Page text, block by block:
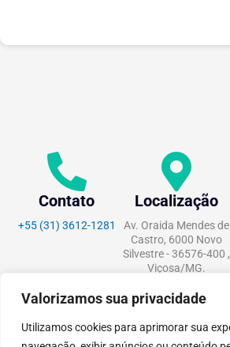
Valorizamos sua privacidade
Utilizamos cookies para aprimorar sua
Contato
+55 (31) 3612-1281
Localização
Av. Oraida Mendes de
Castro, 6000 Novo
Silvestre - 36576-400 ,
Viçosa/MG.